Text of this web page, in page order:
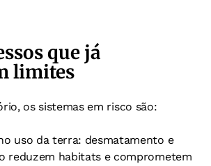
que já
limites
os sistemas em risco são:
uso da terra: desmatamento e
reduzem habitats e comprometem